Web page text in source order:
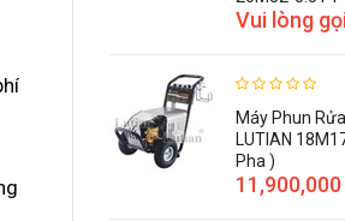
Vui lòng gọi
Máy Phun
LUTIAN
Pha )